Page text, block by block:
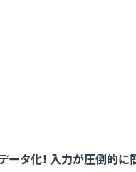
ータ化！ 入力が圧倒的に